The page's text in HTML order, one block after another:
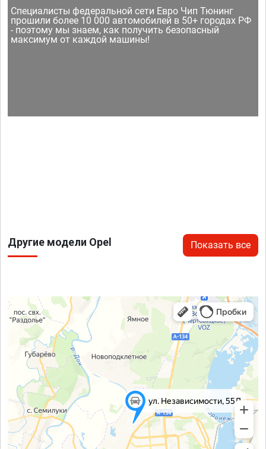
Специалисты федеральной сети Евро Чип Тюнинг
прошили более 10 000 автомобилей в 50+ городах РФ
- поэтому мы знаем, как получить безопасный
максимум от каждой машины!
Другие модели Opel Показать все